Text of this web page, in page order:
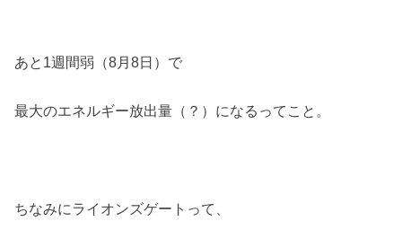
あと1週間弱（8月8日）で
最大のエネルギー放出量（？）になるってこと。
ちなみにライオンズゲートって、